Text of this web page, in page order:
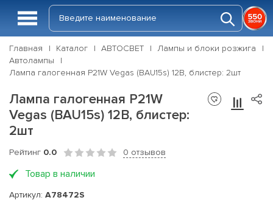
Главная Каталог АВТОСВЕТ
Лампы и блоки розжига
Автолампы
Лампа галогенная P21W Vegas (BAU15s) 12В, блистер: 2шт
Лампа галогенная P21W
Vegas (BAU15s) 12В, блистер:
2шт
Рейтинг 0.0 0 отзывов
Товар в наличии
Артикул: A78472S